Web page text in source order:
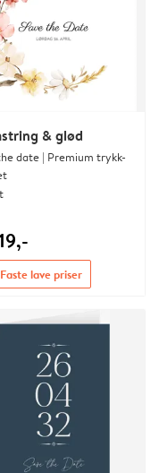
& glød
date | Premium trykk-
Faste lave priser